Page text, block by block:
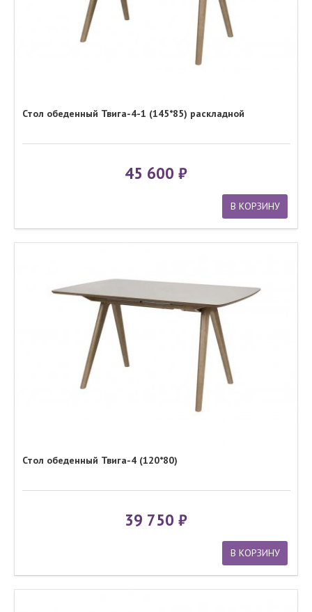
Стол обеденный Твига-4-1 (145*85) раскладной
45 600
В КОРЗИНУ
Стол обеденный Твига-4 (120*80)
39 750
В КОРЗИНУ